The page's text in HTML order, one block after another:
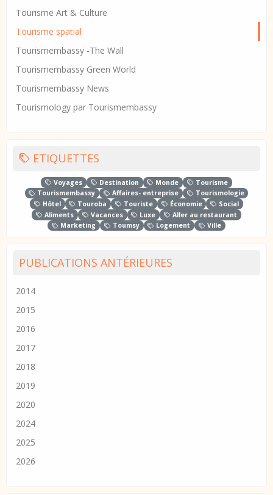
Tourisme Art & Culture
Tourisme spatial
Tourismembassy -The Wall
Tourismembassy Green World
Tourismembassy News
Tourismology par Tourismembassy
ETIQUETTES
Voyages Destination Monde
Tourisme
Tourismembassy
Affaires- entreprise
Tourismologie
Hôtel
Touroba Touriste Économie
Social
Aliments
Vacances Luxe
Aller au restaurant
Marketing
Toumsy Logement Ville
PUBLICATIONS ANTÉRIEURES
2014
2015
2016
2017
2018
2019
2020
2024
2025
2026